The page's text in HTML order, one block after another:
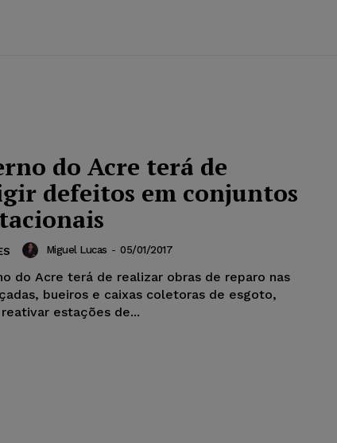
do Acre terá de
defeitos em conjuntos
Miguel Lucas - 05/01/2017
do Acre terá de realizar obras de reparo nas
bueiros e caixas coletoras de esgoto,
estações de...